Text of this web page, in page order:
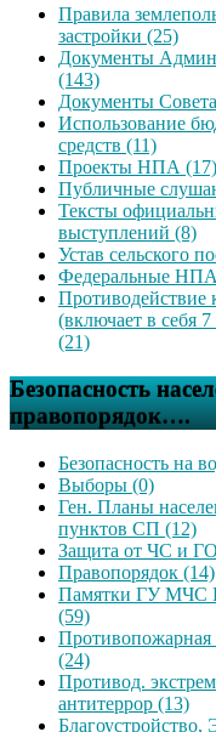
Правила
застройки (25)
Документы
(143)
Документы
Использование
средств (11)
Проекты НПА (17)
Публичные
Тексты
выступлений (8)
Устав сельского
Федеральные
Противодействие
(включает в себя
(21)
Безопасность
правопорядок….
Безопасность на
Выборы (0)
Ген. Планы
пунктов СП (12)
Защита от ЧС и
Правопорядок (14)
Памятки ГУ МЧС
(59)
Противопожарная
(24)
Противод.
антитеррор (13)
Благоустройство,